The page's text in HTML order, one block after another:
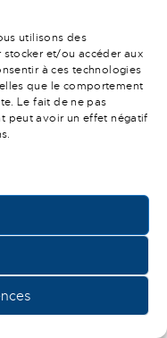
utilisons des
et/ou accéder aux
à ces technologies
que le comportement
Le fait de ne pas
peut avoir un effet négatif